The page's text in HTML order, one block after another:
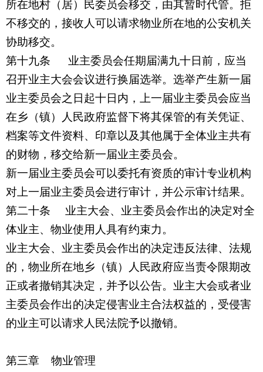
所在地村（居）民委员会移交，由其暂时代管。拒
不移交的，接收人可以请求物业所在地的公安机关
协助移交。
第十九条
业主委员会任期届满九十日前，应当
召开业主大会会议进行换届选举。选举产生新一届
业主委员会之日起十日内，上一届业主委员会应当
在乡（镇）人民政府监督下将其保管的有关凭证、
档案等文件资料、印章以及其他属于全体业主共有
的财物，移交给新一届业主委员会。
新一届业主委员会可以委托有资质的审计专业机构
对上一届业主委员会进行审计，并公示审计结果。
第二十条 业主大会、业主委员会作出的决定对全
体业主、物业使用人具有约束力。
业主大会、业主委员会作出的决定违反法律、法规
的，物业所在地乡（镇）人民政府应当责令限期改
正或者撤销其决定，并予以公告。业主大会或者业
主委员会作出的决定侵害业主合法权益的，受侵害
的业主可以请求人民法院予以撤销。
第三章 物业管理